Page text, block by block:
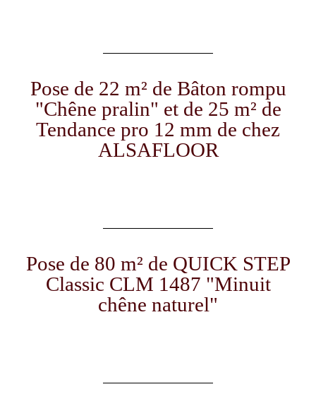
Pose de 22 m² de Bâton rompu
"Chêne pralin" et de 25 m² de
Tendance pro 12 mm de chez
ALSAFLOOR
Pose de 80 m² de QUICK STEP
Classic CLM 1487 "Minuit
chêne naturel"